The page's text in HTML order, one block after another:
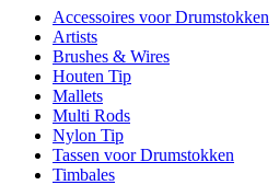
Accessoires voor Drumstokken
Artists
Brushes & Wires
Houten Tip
Mallets
Multi Rods
Nylon Tip
Tassen voor Drumstokken
Timbales